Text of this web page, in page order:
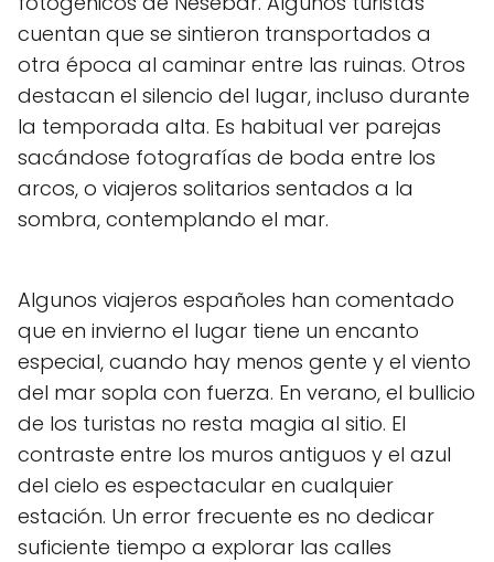
cuentan que se sintieron transportados a
otra época al caminar entre las ruinas. Otros
destacan el silencio del lugar, incluso durante
la temporada alta. Es habitual ver parejas
sacándose fotografías de boda entre los
arcos, o viajeros solitarios sentados a la
sombra, contemplando el mar.
Algunos viajeros españoles han comentado
que en invierno el lugar tiene un encanto
especial, cuando hay menos gente y el viento
del mar sopla con fuerza. En verano, el bullicio
de los turistas no resta magia al sitio. El
contraste entre los muros antiguos y el azul
del cielo es espectacular en cualquier
estación. Un error frecuente es no dedicar
suficiente tiempo a explorar las calles